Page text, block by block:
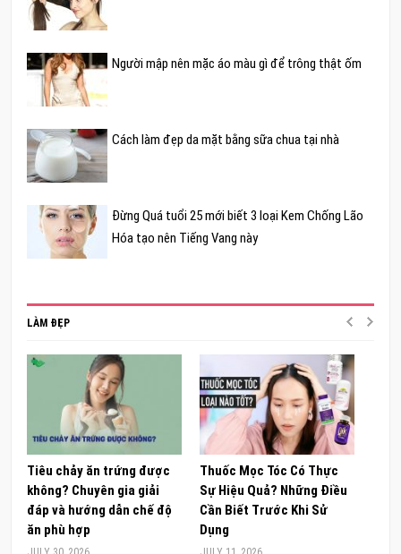
Người mập nên mặc áo màu gì để trông thật ốm
Cách làm đẹp da mặt bằng sữa chua tại nhà
Đừng Quá tuổi 25 mới biết 3 loại Kem Chống Lão
Hóa tạo nên Tiếng Vang này
LÀM ĐẸP
Tiêu chảy ăn trứng được
không? Chuyên gia giải
đáp và hướng dẫn chế độ
ăn phù hợp
Thuốc Mọc Tóc Có Thực
Sự Hiệu Quả? Những Điều
Cần Biết Trước Khi Sử
Dụng